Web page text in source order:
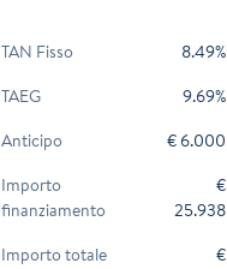
TAN Fisso
8.49%
TAEG
9.69%
Anticipo
€ 6.000
Importo
finanziamento
€
25.938
Importo totale
€